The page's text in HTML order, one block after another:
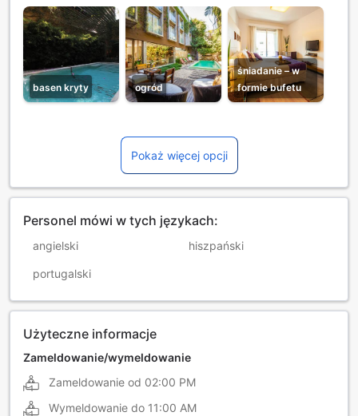
basen kryty ogród
śniadanie – w
formie bufetu
Pokaż więcej opcji
Personel mówi w tych językach:
angielski hiszpański
portugalski
Użyteczne informacje
Zameldowanie/wymeldowanie
Zameldowanie od 02:00 PM
Wymeldowanie do 11:00 AM